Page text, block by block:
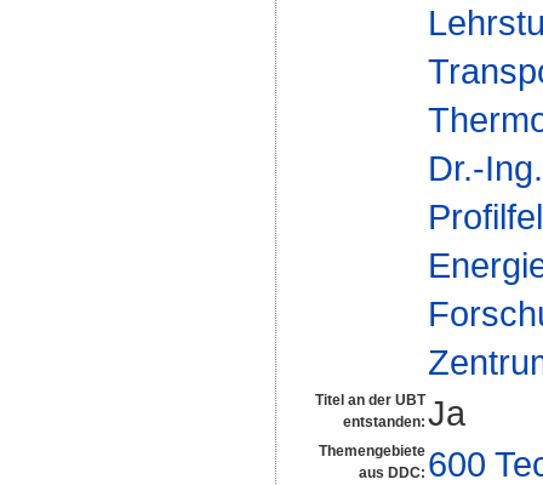
Dr.-
Titel an der UBT
entstanden: Ja
Themengebiete
aus DDC: 600